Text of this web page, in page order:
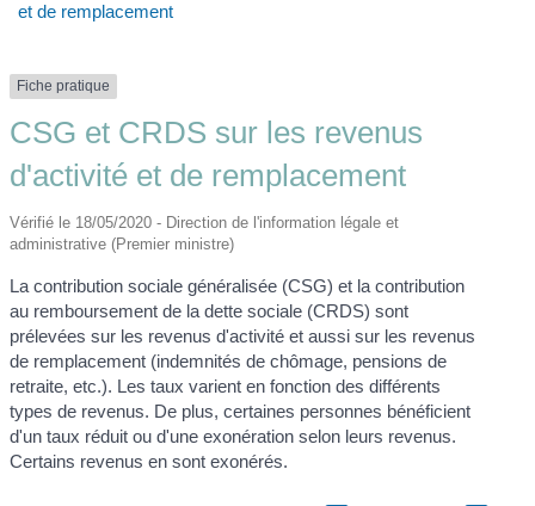
et de remplacement
Fiche pratique
CSG et CRDS sur les revenus
d'activité et de remplacement
Vérifié le 18/05/2020 - Direction de l'information légale et
administrative (Premier ministre)
La contribution sociale généralisée (CSG) et la contribution
au remboursement de la dette sociale (CRDS) sont
prélevées sur les revenus d'activité et aussi sur les revenus
de remplacement (indemnités de chômage, pensions de
retraite, etc.). Les taux varient en fonction des différents
types de revenus. De plus, certaines personnes bénéficient
d'un taux réduit ou d'une exonération selon leurs revenus.
Certains revenus en sont exonérés.